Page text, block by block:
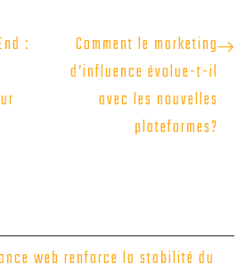
:
Comment le marketing
d’influence évolue-t-il
avec les nouvelles
plateformes?
web renforce la stabilité du